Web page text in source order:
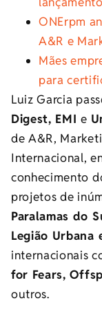
ONErpm
A&R e
Mães
para
Luiz Garcia
Digest, EMIe
de A&R,
Internacional,
conhecimento
projetos de
Paralamas do
Legião Urbana
internacionais
for Fears,
outros.